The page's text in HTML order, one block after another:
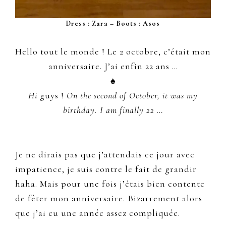
Dress : Zara – Boots : Asos
Hello tout le monde ! Le 2 octobre, c’était mon
anniversaire. J’ai enfin 22 ans …
♠
Hi guys ! On the second of October, it was my
birthday. I am finally 22 …
Je ne dirais pas que j’attendais ce jour avec
impatience, je suis contre le fait de grandir
haha. Mais pour une fois j’étais bien contente
de fêter mon anniversaire. Bizarrement alors
que j’ai eu une année assez compliquée.